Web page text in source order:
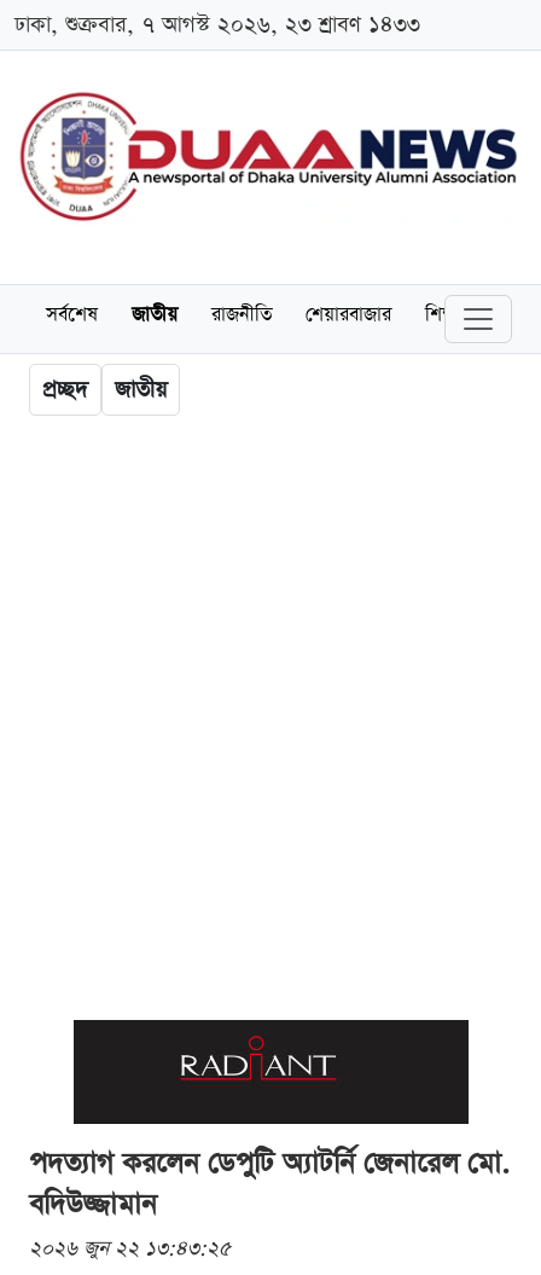
ঢাকা, শুক্রবার, ৭ আগস্ট ২০২৬, ২৩ শ্রাবণ ১৪৩৩
সর্বশেষ জাতীয় রাজনীতি শেয়ারবাজার শিক্ষা
প্রচ্ছদ জাতীয়
পদত্যাগ করলেন ডেপুটি অ্যাটর্নি জেনারেল মো.
বদিউজ্জামান
২০২৬ জুন ২২ ১৩:৪৩:২৫